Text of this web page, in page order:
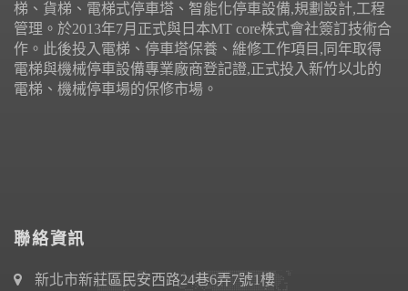
梯、貨梯、電梯式停車塔、智能化停車設備,規劃設計,工程
管理。於2013年7月正式與日本MT core株式會社簽訂技術合
作。此後投入電梯、停車塔保養、維修工作項目,同年取得
電梯與機械停車設備專業廠商登記證,正式投入新竹以北的
電梯、機械停車場的保修市場。
聯絡資訊
新北市新莊區民安西路24巷6弄7號1樓